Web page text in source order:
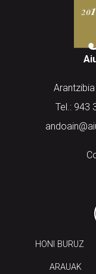
Tel.: 943
HONI BURUZ
ARAUAK